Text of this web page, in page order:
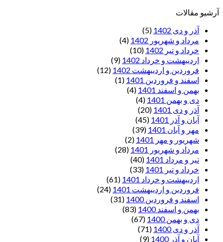
آرشیو مقالات
آذر و دی 1402
(5)
مرداد و شهریور 1402
(4)
خرداد و تیر 1402
(10)
اردیبهشت و خرداد 1402
(9)
فروردین و اردیبهشت 1402
(12)
اسفند و فروردین 1401
(1)
بهمن و اسفند 1401
(4)
دی و بهمن 1401
(4)
آذر و دی 1401
(20)
آبان و آذر 1401
(45)
مهر و آبان 1401
(39)
شهریور و مهر 1401
(2)
مرداد و شهریور 1401
(28)
تیر و مرداد 1401
(40)
خرداد و تیر 1401
(33)
اردیبهشت و خرداد 1401
(61)
فروردین و اردیبهشت 1401
(24)
اسفند و فروردین 1400
(31)
بهمن و اسفند 1400
(83)
دی و بهمن 1400
(67)
آذر و دی 1400
(71)
آبان و آذر 1400
(9)